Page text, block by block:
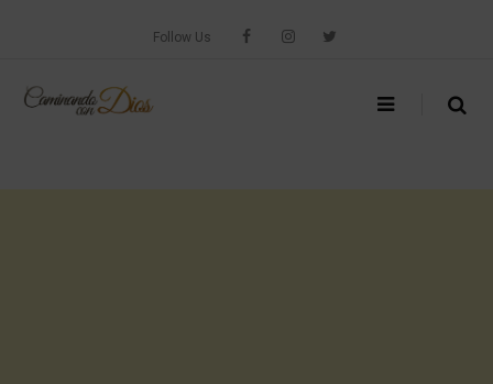
Follow Us